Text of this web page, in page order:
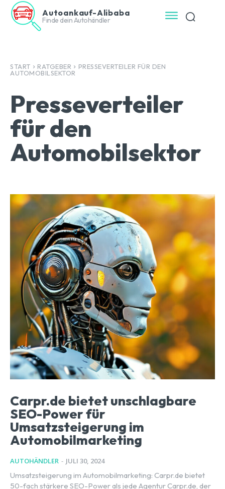
Autoankauf-Alibaba
Finde dein Autohändler
START RATGEBER
PRESSEVERTEILER FÜR DEN
AUTOMOBILSEKTOR
Presseverteiler
für den
Automobilsektor
Carpr.de bietet unschlagbare
SEO-Power für
Umsatzsteigerung im
Automobilmarketing
AUTOHÄNDLER - JULI 30, 2024
Umsatzsteigerung im Automobilmarketing: Carpr.de bietet
50-fach stärkere SEO-Power als jede Agentur Carpr.de, der